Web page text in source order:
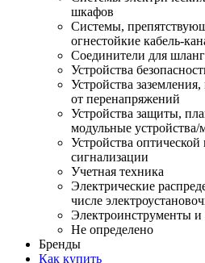
шкафов
Системы,
огнестойкие кабель-
Соединители для
Устройства
Устройства
от перенапряжений
Устройства защиты,
модульные
Устройства оптической
сигнализации
Учетная техника
Электрические
числе
Электроинструменты и
Не определено
Бренды
Как купить